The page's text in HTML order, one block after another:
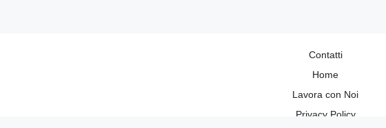
Contatti
Home
Lavora con Noi
Privacy Policy